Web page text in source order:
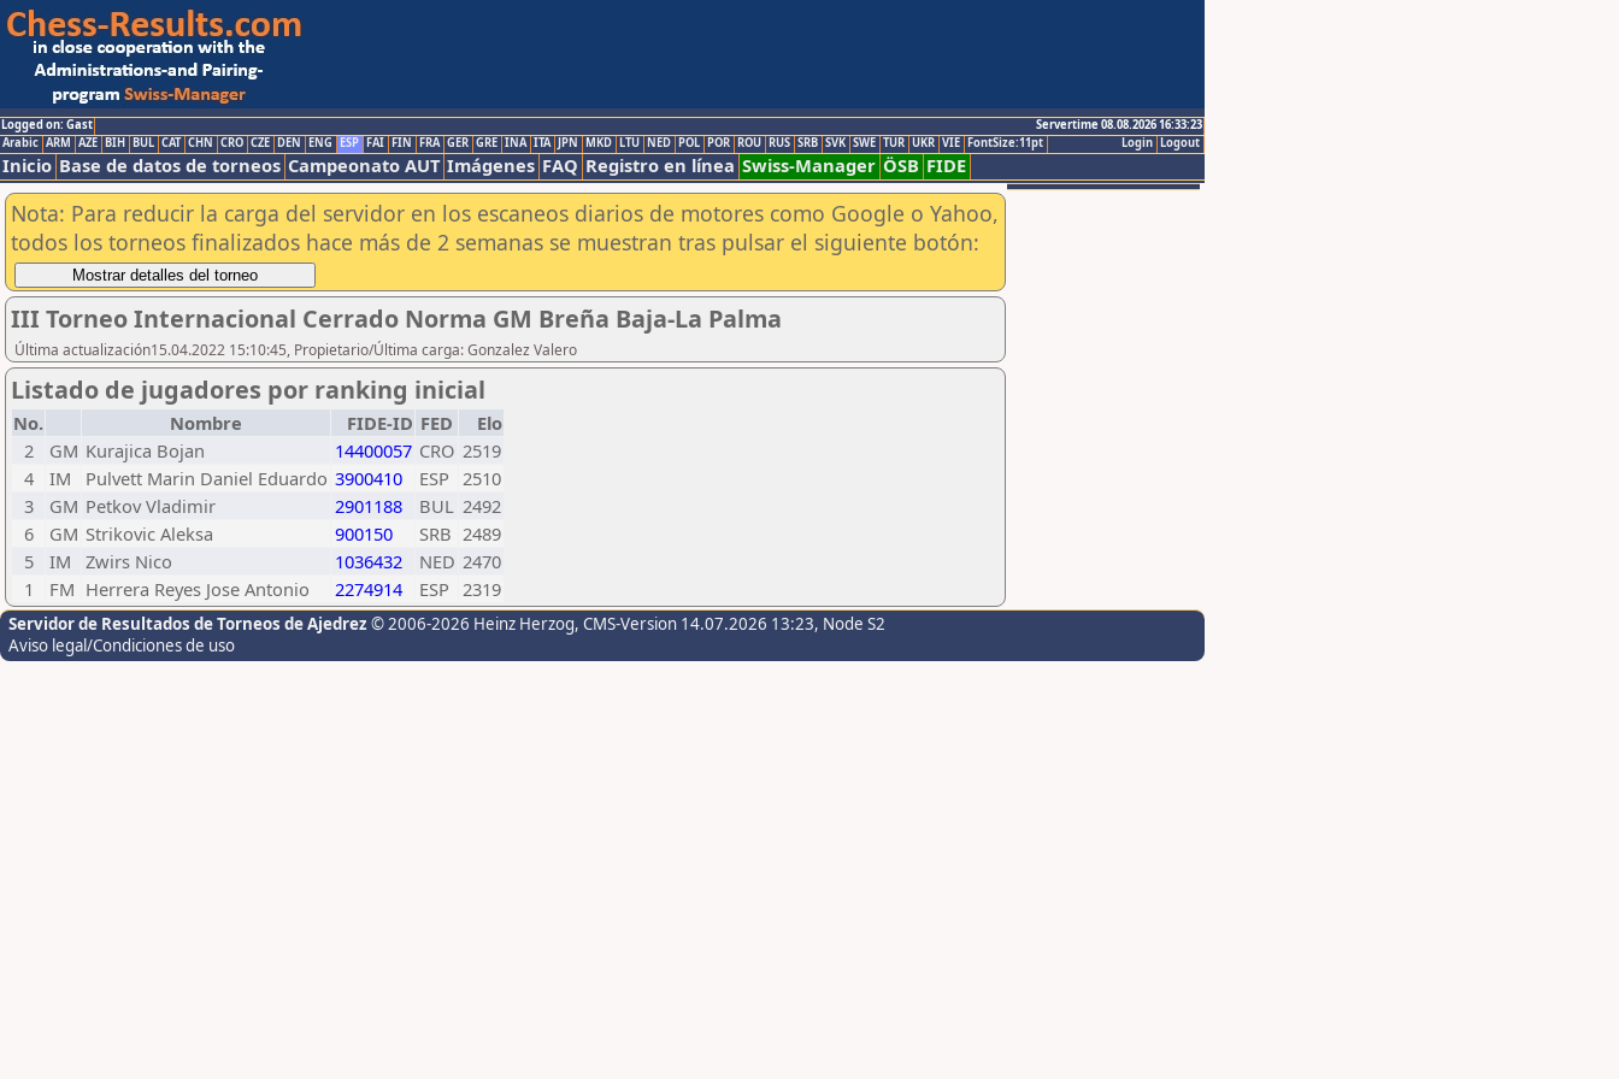
Logged on: Gast
Servertime 08.08.2026 16:33:23
Logout
Login
Arabic ARM AZE BIH BUL CAT CHN CRO CZE DEN ENG ESP FAI FIN FRA GER GRE INA ITA JPN MKD LTU NED POL POR ROU RUS SRB SVK SWE TUR UKR VIE FontSize:11pt
Inicio Base de datos de torneos Campeonato AUT Imágenes FAQ Registro en línea Swiss-Manager ÖSB FIDE
Nota: Para reducir la carga del servidor en los escaneos diarios de motores como Google o Yahoo,
todos los torneos finalizados hace más de 2 semanas se muestran tras pulsar el siguiente botón:
III Torneo Internacional Cerrado Norma GM Breña Baja-La Palma
Última actualización15.04.2022 15:10:45, Propietario/Última carga: Gonzalez Valero
Listado de jugadores por ranking inicial
No. Nombre FIDE-ID FED
Elo
2
GM Kurajica Bojan 14400057 CRO 2519
4
IM Pulvett Marin Daniel Eduardo 3900410 ESP 2510
3
GM Petkov Vladimir 2901188 BUL 2492
6
GM Strikovic Aleksa 900150 SRB 2489
5
IM Zwirs Nico 1036432 NED 2470
1
FM Herrera Reyes Jose Antonio 2274914 ESP 2319
Servidor de Resultados de Torneos de Ajedrez © 2006-2026 Heinz Herzog, CMS-Version 14.07.2026 13:23, Node S2
Aviso legal/Condiciones de uso